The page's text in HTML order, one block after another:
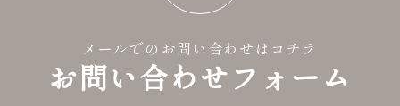
メールでのお問い合わせはコチラ
お問い合わせフォーム